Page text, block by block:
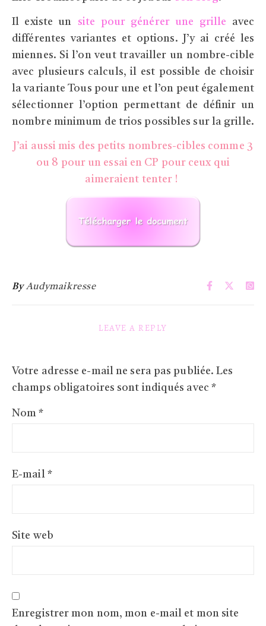
Il existe un site pour générer une grille avec
différentes variantes et options. J’y ai créé les
miennes. Si l’on veut travailler un nombre-cible
avec plusieurs calculs, il est possible de choisir
la variante Tous pour une et l’on peut également
sélectionner l’option permettant de définir un
nombre minimum de trios possibles sur la grille.
J’ai aussi mis des petits nombres-cibles comme 3
ou 8 pour un essai en CP pour ceux qui
aimeraient tenter !
ByAudymaikresse
LEAVE A REPLY
Votre adresse e-mail ne sera pas publiée. Les
champs obligatoires sont indiqués avec *
Nom*
E-mail *
Site web
Enregistrer mon nom, mon e-mail et mon site